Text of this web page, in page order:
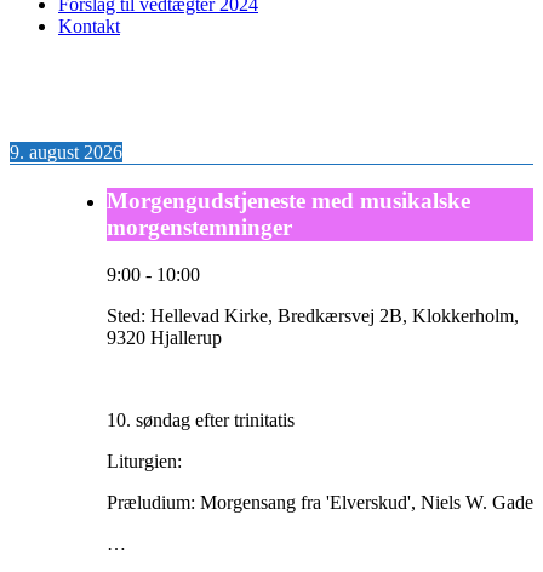
Forslag til vedtægter 2024
Kontakt
9. august 2026
Morgengudstjeneste med musikalske
morgenstemninger
9:00 - 10:00
Sted: Hellevad Kirke, Bredkærsvej 2B, Klokkerholm,
9320 Hjallerup
10. søndag efter trinitatis
Liturgien:
Præludium: Morgensang fra 'Elverskud', Niels W. Gade
…